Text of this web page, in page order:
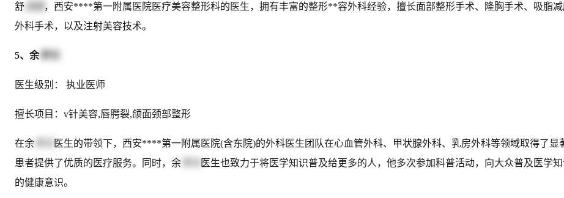
舒
，西安****第一附属医院医疗美容整形科的医生，拥有丰富的整形**容外科经验，擅长面部整形手术、隆胸手术、吸脂
外科手术，以及注射美容技术。
5、余学元
医生级别： 执业医师
擅长项目：v针美容,唇腭裂,颌面颈部整形
在余
医生的带领下，西安****第一附属医院(含东院)的外科医生团队在心血管外科、甲状腺外科、乳房外科等领域取得了显
患者提供了优质的医疗服务。同时，余
医生也致力于将医学知识普及给更多的人，他多次参加科普活动，向大众普及医学
的健康意识。